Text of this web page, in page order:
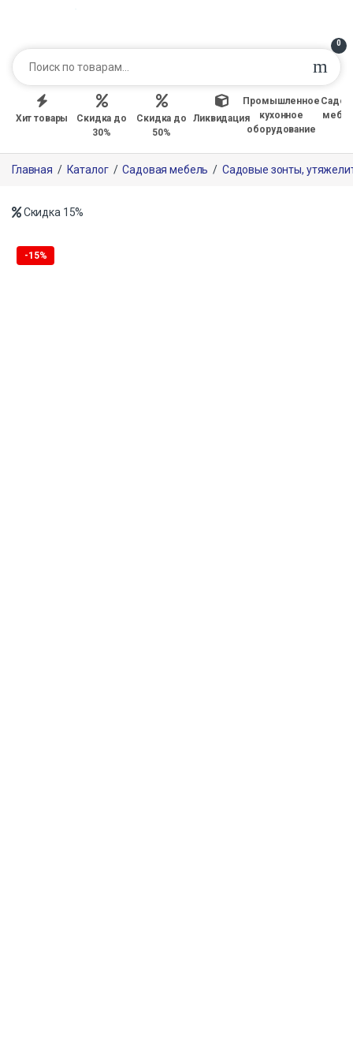
0
Хит товары
Скидка до
30%
Скидка до
50%
Ликвидация
Промышленное
кухонное
оборудование
Главная / Каталог / Садовая мебель / Садовые зонты,
Скидка 15%
-15%